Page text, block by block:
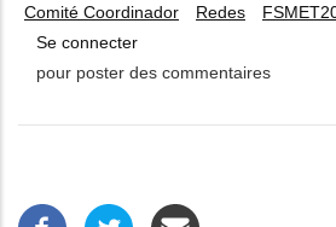
Comité Coordinador
Redes
Se connecter
pour poster des commentaires